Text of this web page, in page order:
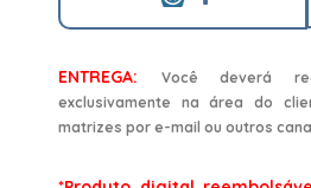
ENTREGA:
Você deverá
exclusivamente na área do
matrizes por e-mail ou outros